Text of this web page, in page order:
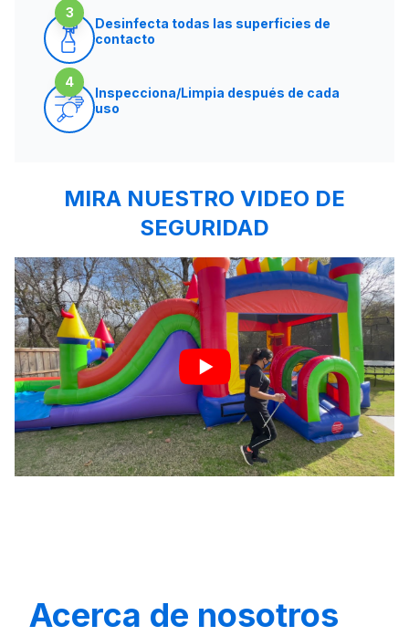
3
Desinfecta todas las superficies de
contacto
4
Inspecciona/Limpia después de cada
uso
MIRA NUESTRO VIDEO DE
SEGURIDAD
Acerca de nosotros